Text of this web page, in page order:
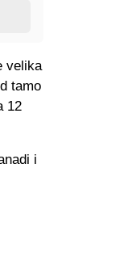
velika
tamo
12
i